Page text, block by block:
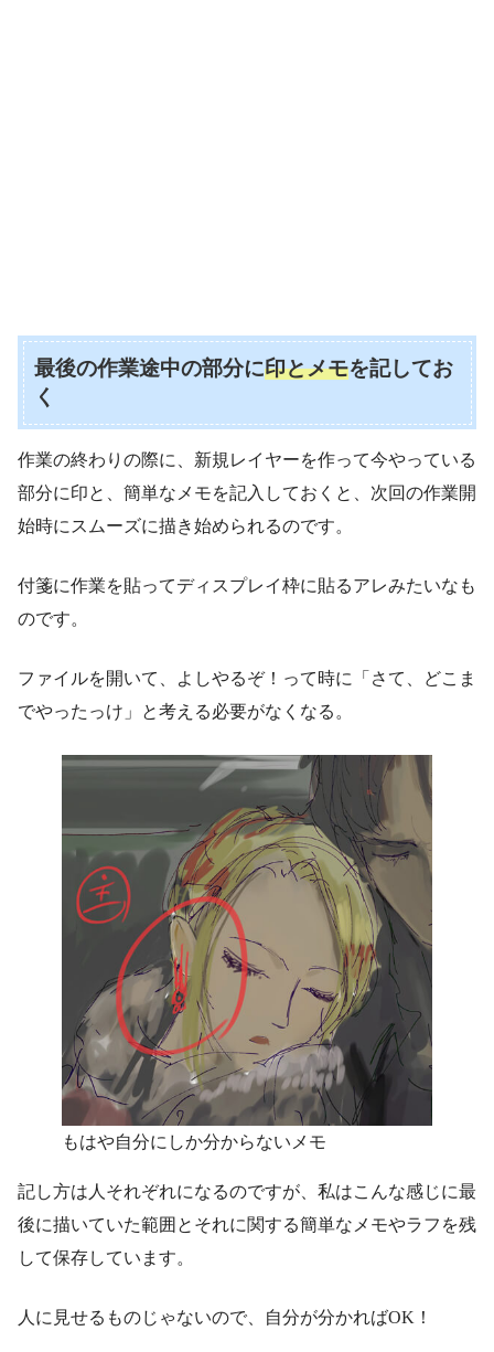
最後の作業途中の部分に印とメモを記してお
く
作業の終わりの際に、新規レイヤーを作って今やっている
部分に印と、簡単なメモを記入しておくと、次回の作業開
始時にスムーズに描き始められるのです。
付箋に作業を貼ってディスプレイ枠に貼るアレみたいなも
のです。
ファイルを開いて、よしやるぞ！って時に「さて、どこま
でやったっけ」と考える必要がなくなる。
もはや自分にしか分からないメモ
記し方は人それぞれになるのですが、私はこんな感じに最
後に描いていた範囲とそれに関する簡単なメモやラフを残
して保存しています。
人に見せるものじゃないので、自分が分かればOK！